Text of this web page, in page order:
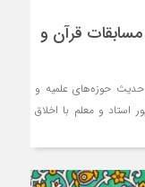
قرآن و
حدیث حوزه‌های علمیه و
استاد و معلم با اخلاق